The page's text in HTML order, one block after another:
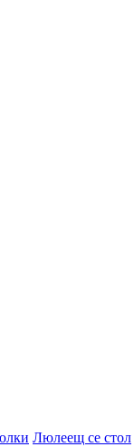
Люлеещ се стол